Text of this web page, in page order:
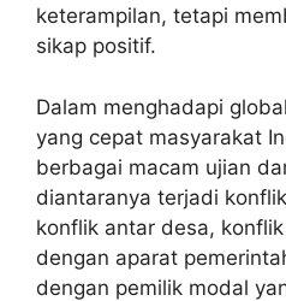
keterampilan, tetapi
sikap positif.
Dalam menghadapi
yang cepat masyarakat
berbagai macam ujian
diantaranya terjadi
konflik antar desa,
dengan aparat
dengan pemilik modal